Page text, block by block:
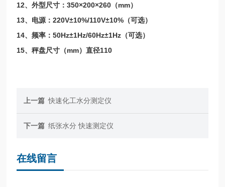
12、外型尺寸：350×200×260（mm）
13、电源：220V±10%/110V±10%（可选）
14、频率：50Hz±1Hz/60Hz±1Hz（可选）
15、秤盘尺寸（mm）直径110
上一篇 快速化工水分测定仪
下一篇 纸张水分 快速测定仪
在线留言